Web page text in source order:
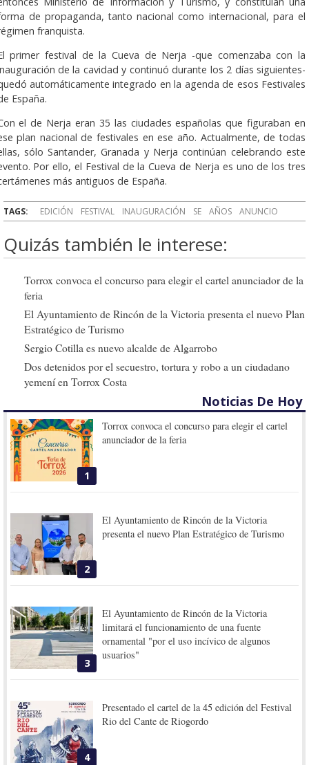
de propaganda, tanto nacional como internacional, para el
franquista.
primer festival de la Cueva de Nerja -que comenzaba con la
de la cavidad y continuó durante los 2 días siguientes-
automáticamente integrado en la agenda de esos Festivales
España.
el de Nerja eran 35 las ciudades españolas que figuraban en
plan nacional de festivales en ese año. Actualmente, de todas
sólo Santander, Granada y Nerja continúan celebrando este
Por ello, el Festival de la Cueva de Nerja es uno de los tres
más antiguos de España.
TAGS: EDICIÓN FESTIVAL INAUGURACIÓN SE AÑOS ANUNCIO
Quizás también le interese:
Torrox convoca el concurso para elegir el cartel anunciador de la
feria
El Ayuntamiento de Rincón de la Victoria presenta el nuevo Plan
Estratégico de Turismo
Sergio Cotilla es nuevo alcalde de Algarrobo
Dos detenidos por el secuestro, tortura y robo a un ciudadano
yemení en Torrox Costa
Noticias De Hoy
1
Torrox convoca el concurso para elegir el cartel
anunciador de la feria
2
El Ayuntamiento de Rincón de la Victoria
presenta el nuevo Plan Estratégico de Turismo
3
El Ayuntamiento de Rincón de la Victoria
limitará el funcionamiento de una fuente
ornamental "por el uso incívico de algunos
usuarios"
4
Presentado el cartel de la 45 edición del Festival
Rio del Cante de Riogordo